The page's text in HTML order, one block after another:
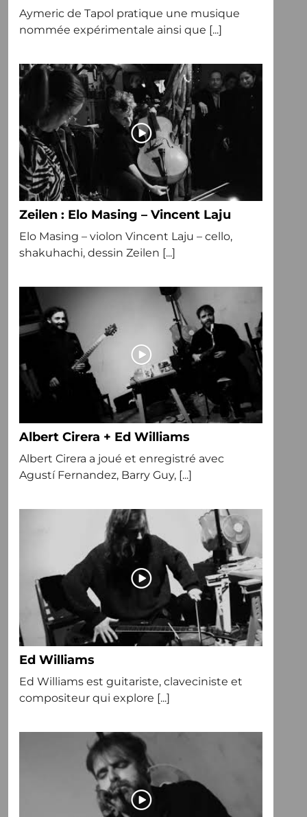
Aymeric de Tapol pratique une musique
nommée expérimentale ainsi que [...]
Zeilen : Elo Masing – Vincent Laju
Elo Masing – violon Vincent Laju – cello,
shakuhachi, dessin Zeilen [...]
Albert Cirera + Ed Williams
Albert Cirera a joué et enregistré avec
Agustí Fernandez, Barry Guy, [...]
Ed Williams
Ed Williams est guitariste, claveciniste et
compositeur qui explore [...]